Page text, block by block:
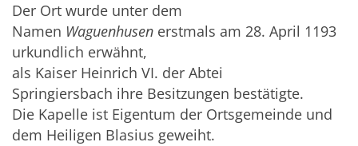
Der Ort wurde unter dem
Namen Waguenhusen erstmals am 28. April 1193
urkundlich erwähnt,
als Kaiser Heinrich VI. der Abtei
Springiersbach ihre Besitzungen bestätigte.
Die Kapelle ist Eigentum der Ortsgemeinde und
dem Heiligen Blasius geweiht.